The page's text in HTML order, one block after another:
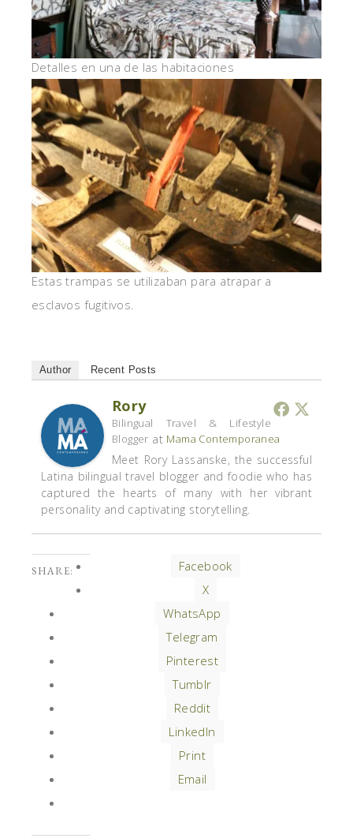
Detalles en una de las habitaciones
Estas trampas se utilizaban para atrapar a
esclavos fugitivos.
Author Recent Posts
Rory
Bilingual Travel & Lifestyle
Blogger at Mama Contemporanea
Meet Rory Lassanske, the successful
Latina bilingual travel blogger and foodie who has
captured the hearts of many with her vibrant
personality and captivating storytelling.
SHARE:
Facebook
X
WhatsApp
Telegram
Pinterest
Tumblr
Reddit
LinkedIn
Print
Email